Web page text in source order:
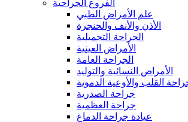
الفروع الجراحية
علم الأمراض الطبي
الأذن والأنف والحنجرة
الجراحة التجميلية
الأمراض العينية
الجراحة العامة
الأمراض النسائية والتوليد
القلب والأوعية الدموية
جراحة الصدرية
جراحة العظمية
عيادة جراحة الدماغ